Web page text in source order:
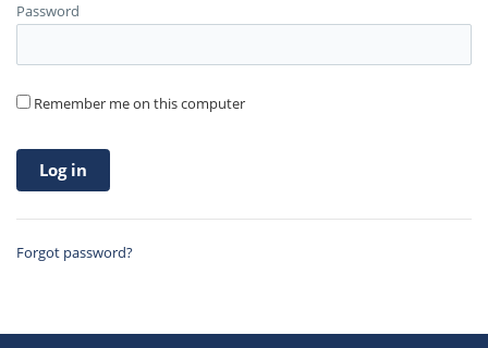
Password
Remember me on this computer
Forgot password?